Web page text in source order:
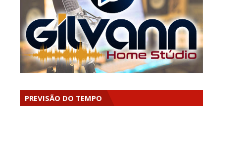
PREVISÃO DO TEMPO